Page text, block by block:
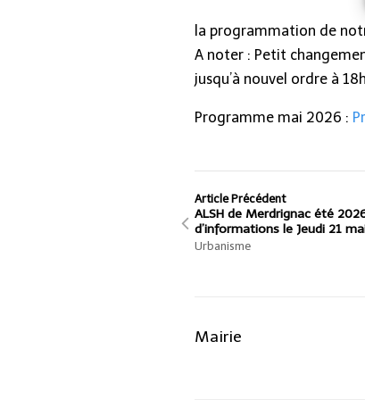
la programmation de
A noter : Petit
jusqu’à nouvel ordre à
Programme mai 2026 :
Article Précédent
ALSH de Merdrignac été
d’informations le Jeudi 21
Urbanisme
Mairie